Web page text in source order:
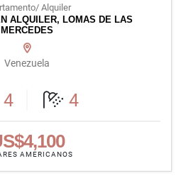
Alquiler
ALQUILER, LOMAS DE LAS
MERCEDES
Venezuela
4 4
AMERICANOS